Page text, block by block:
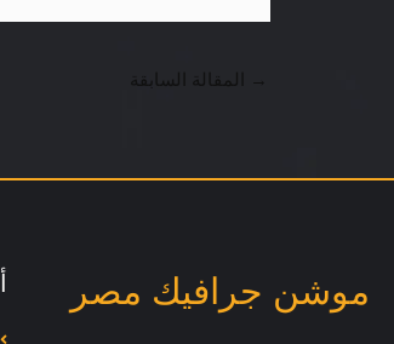
→ المقالة السابقة
موشن جرافيك مصر